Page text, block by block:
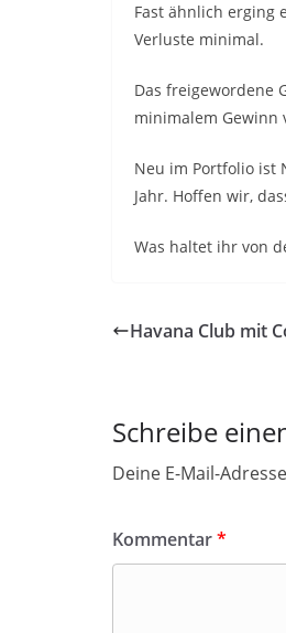
Fast ähnlich erging
Verluste minimal.
Das freigewordene
minimalem Gewinn
Neu im Portfolio ist
Jahr. Hoffen wir,
Was haltet ihr von
Havana Club mit
Schreibe
Deine E-Mail-
Kommentar*